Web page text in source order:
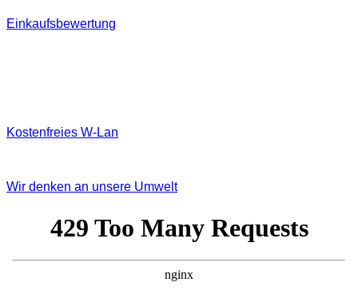
Einkaufsbewertung
Kostenfreies W‐Lan
Wir denken an unsere Umwelt